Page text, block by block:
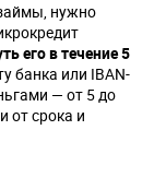
нужно
его в течение 5
банка или IBAN-
— от 5 до
от срока и